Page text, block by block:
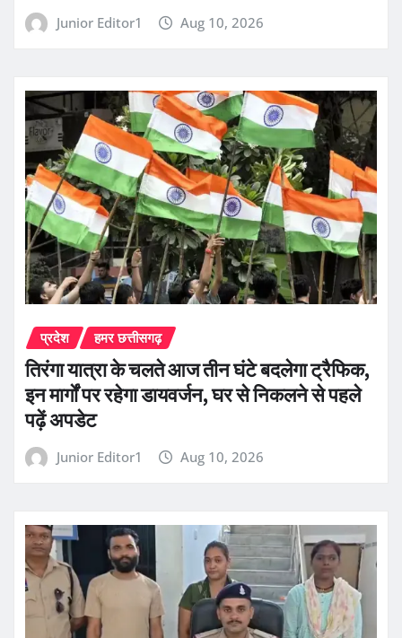
Junior Editor1 Aug 10, 2026
प्रदेश हमर छत्तीसगढ़
तिरंगा यात्रा के चलते आज तीन घंटे बदलेगा ट्रैफिक,
इन मार्गों पर रहेगा डायवर्जन, घर से निकलने से पहले
पढ़ें अपडेट
Junior Editor1 Aug 10, 2026